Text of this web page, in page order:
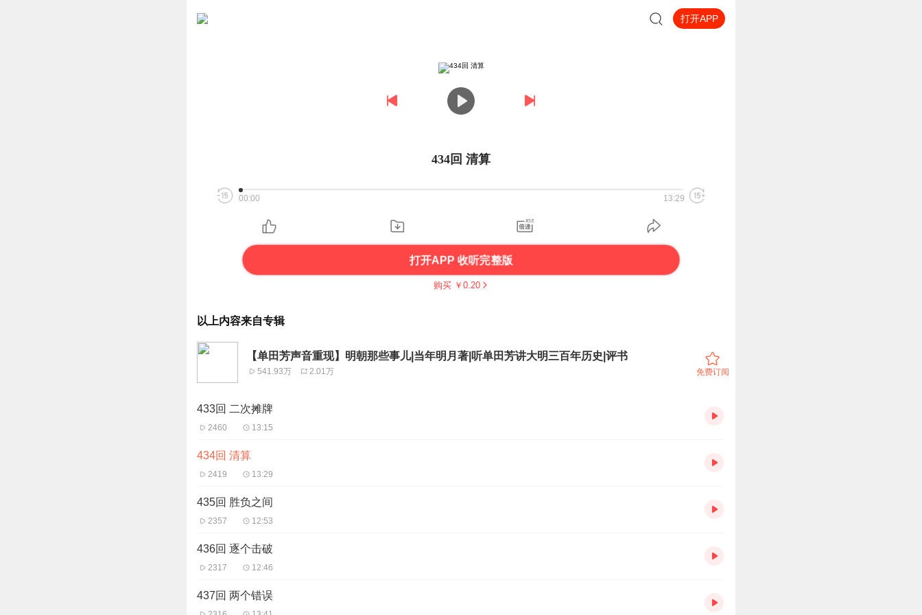
打开APP
434回 清算
00:00 13:29
打开APP 收听完整版
购买 ￥ 0.20
以上内容来自专辑
【单田芳声音重现】明朝那些事儿|当年明月著|听单田芳讲大明三百年历史|评书
541.93万 2.01万 免费订阅
433回 二次摊牌
2460 13:15
434回 清算
2419 13:29
435回 胜负之间
2357 12:53
436回 逐个击破
2317 12:46
437回 两个错误